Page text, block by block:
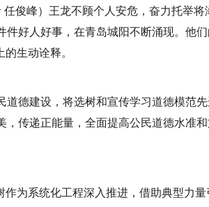
任俊峰）王龙不顾个人安危，奋力托举
好人好事，在青岛城阳不断涌现。他
生动诠释。
道德建设，将选树和宣传学习道德模范
，传递正能量，全面提高公民道德水准
作为系统化工程深入推进，借助典型力